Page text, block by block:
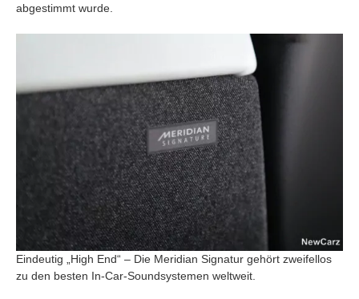
abgestimmt wurde.
Eindeutig „High End“ – Die Meridian Signatur gehört zweifellos
zu den besten In-Car-Soundsystemen weltweit.